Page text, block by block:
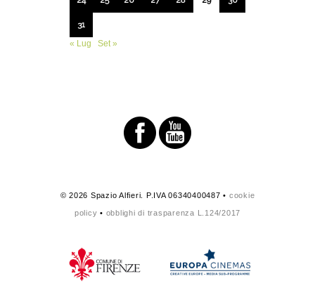
31
« Lug
Set »
© 2026 Spazio Alfieri. P.IVA 06340400487 • cookie
policy • obblighi di trasparenza L.124/2017